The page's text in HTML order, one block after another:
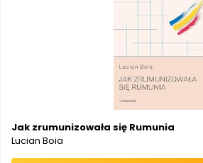
Jak zrumunizowała się Rumunia
Lucian Boia